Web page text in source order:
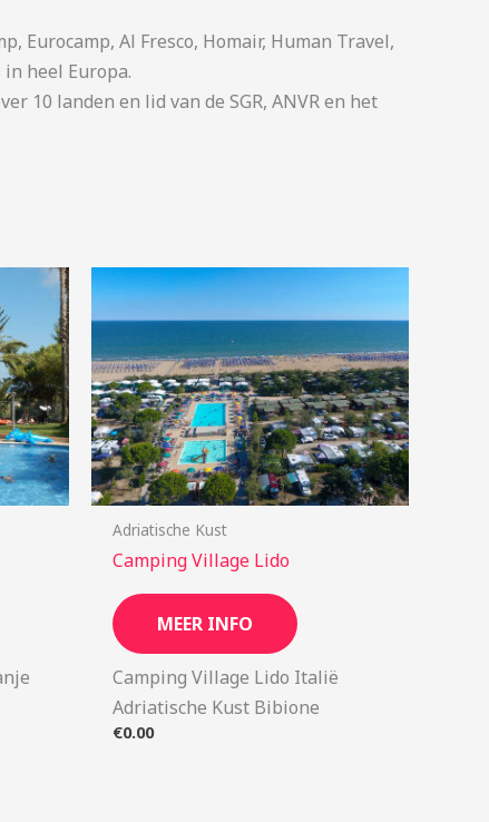
Eurocamp, Al Fresco, Homair, Human Travel,
heel Europa.
10 landen en lid van de SGR, ANVR en het
Adriatische Kust
Camping Village Lido
MEER INFO
Camping Village Lido Italië
Adriatische Kust Bibione
€0.00